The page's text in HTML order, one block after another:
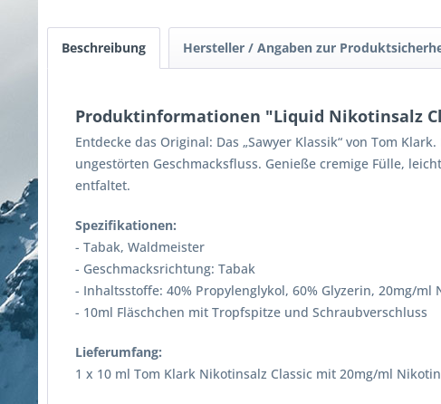
Beschreibung Hersteller / Angaben zur
Produktinformationen "Liquid Nikotinsalz
Entdecke das Original: Das „Sawyer Klassik“ von Tom
ungestörten Geschmacksfluss. Genieße cremige Fülle,
entfaltet.
Spezifikationen:
- Tabak, Waldmeister
- Geschmacksrichtung: Tabak
- Inhaltsstoffe: 40% Propylenglykol, 60% Glyzerin, 20mg/ml
- 10ml Fläschchen mit Tropfspitze und Schraubverschluss
Lieferumfang:
1 x 10 ml Tom Klark Nikotinsalz Classic mit 20mg/ml Nikotin